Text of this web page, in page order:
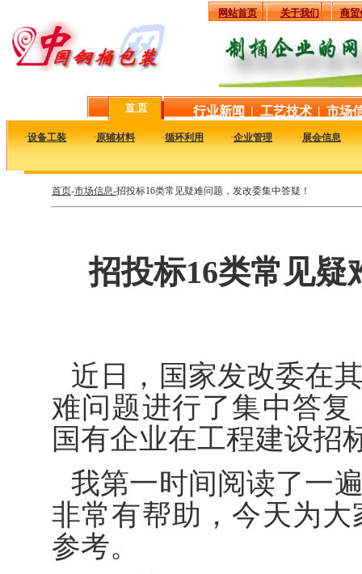
网站首页 关于我们 商贸
首 页 行业新闻 | 工艺技术 | 市场
·设备工装 ·原辅材料 ·循环利用 ·企业管理 ·展会信息
首页-市场信息-招投标16类常见疑难问题，发改委集中答疑！
招投标16类常见
近日，国家发改委在
难问题进行了集中答
国有企业在工程建设招
我第一时间阅读了一
非常有帮助，今天为
参考。